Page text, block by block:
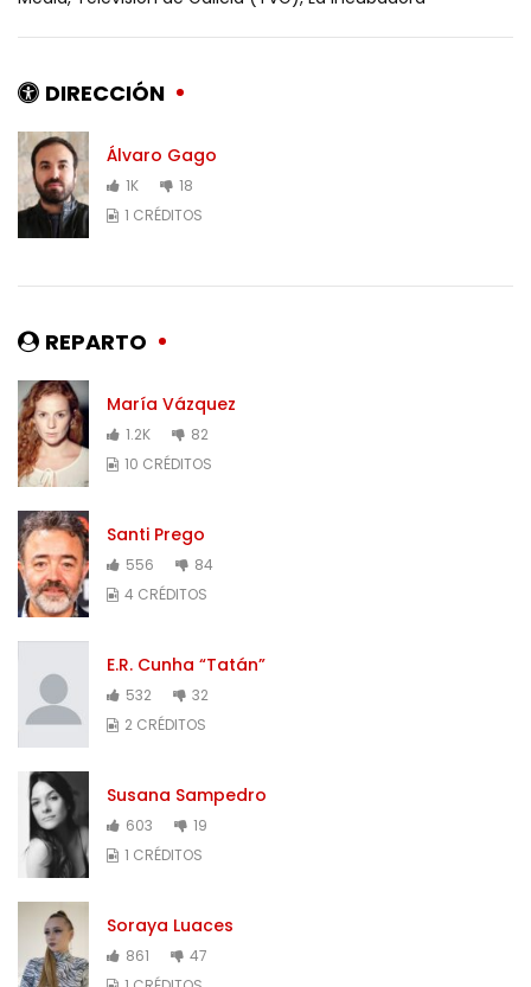
DIRECCIÓN
Álvaro Gago
1K
18
1 CRÉDITOS
REPARTO
María Vázquez
1.2K
82
10 CRÉDITOS
Santi Prego
556
84
4 CRÉDITOS
E.R. Cunha “Tatán”
532
32
2 CRÉDITOS
Susana Sampedro
603
19
1 CRÉDITOS
Soraya Luaces
861
47